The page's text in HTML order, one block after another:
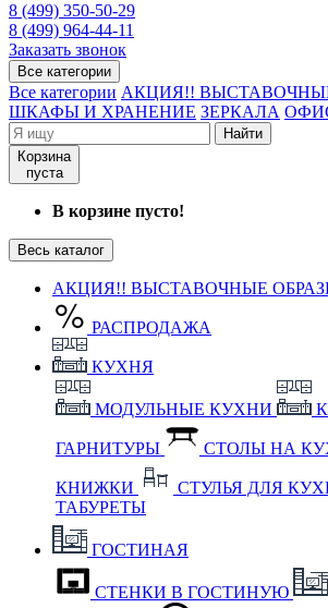
8 (499) 350-50-29
8 (499) 964-44-11
Заказать звонок
Все категории
Все категории АКЦИЯ!!
ШКАФЫ И ХРАНЕНИЕ ЗЕРКАЛА
Найти
Корзина
пуста
В корзине пусто!
Весь каталог
АКЦИЯ!! ВЫСТАВОЧНЫЕ
РАСПРОДАЖА
КУХНЯ
МОДУЛЬНЫЕ КУХНИ
ГАРНИТУРЫ СТОЛЫ НА
КНИЖКИ
СТУЛЬЯ ДЛЯ
ТАБУРЕТЫ
ГОСТИНАЯ
СТЕНКИ В ГОСТИНУЮ